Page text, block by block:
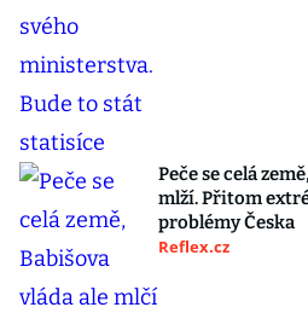
Peče se celá
mlží. Přitom
problémy Česka
Reflex.cz